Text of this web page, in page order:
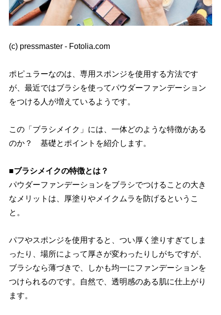
(c) pressmaster - Fotolia.com
ポピュラーなのは、専用スポンジを使用する方法です
が、最近ではブラシを使ってパウダーファンデーション
をつける人が増えているようです。
この「ブラシメイク」には、一体どのような特徴がある
のか？ 基礎とポイントを紹介します。
■ブラシメイクの特徴とは？
パウダーファンデーションをブラシでつけることの大き
なメリットは、厚塗りやメイクムラを防げるというこ
と。
パフやスポンジを使用すると、つい厚く塗りすぎてしま
ったり、場所によって厚さが変わったりしがちですが、
ブラシなら薄づきで、しかも均一にファンデーションを
つけられるのです。自然で、透明感のある肌に仕上がり
ます。